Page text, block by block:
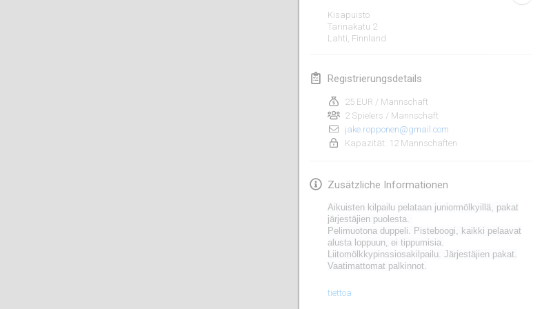
Kisapuisto
Tarinakatu 2
Lahti Finnland
Registrierungsdetails
25 EUR / Mannschaft
2 Spielers / Mannschaft
jake.ropponen@gmail.com
Kapazität: 12 Mannschaften
Zusätzliche Informationen
Aikuisten kilpailu pelataan juniormölkyillä , pakat
järjestäjien puolesta.
Pelimuotona duppeli. Pisteboogi , kaikki pelaavat
alusta loppuun, ei tippumisia.
Liitomölkkypinssiosakilpailu. Järjestäjien pakat.
Vaatimattomat palkinnot.
tiettoa
Tournoi d'Hiver
25. Jan. 2020|Frankreich
Februar 2020
1. Feb. 2020|Belgien
Möl'Krêpes
1. Feb. 2020|Frankreich
Liekki Cup